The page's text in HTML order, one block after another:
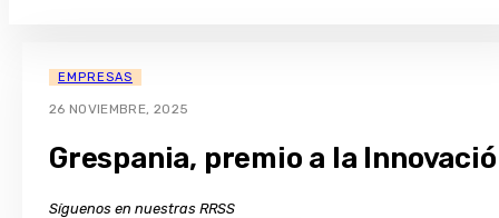
EMPRESAS
26 NOVIEMBRE, 2025
Grespania, premio a la
Síguenos en nuestras RRSS